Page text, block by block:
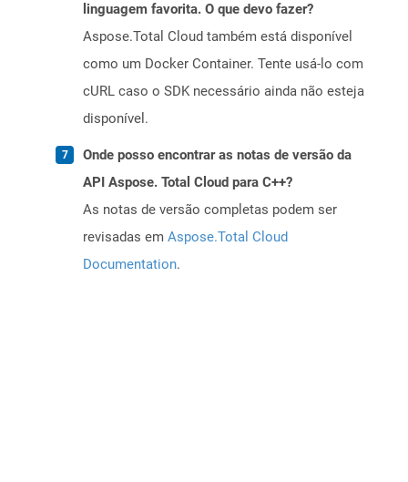
linguagem favorita. O que devo fazer?
Aspose.Total Cloud também está disponível
como um Docker Container. Tente usá-lo com
cURL caso o SDK necessário ainda não esteja
disponível.
Onde posso encontrar as notas de versão da
API Aspose. Total Cloud para C++?
As notas de versão completas podem ser
revisadas em Aspose.Total Cloud
Documentation.